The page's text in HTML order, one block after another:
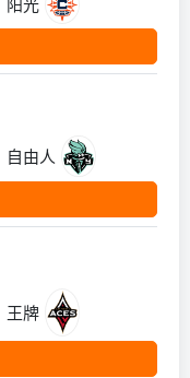
阳光
自由人
王牌